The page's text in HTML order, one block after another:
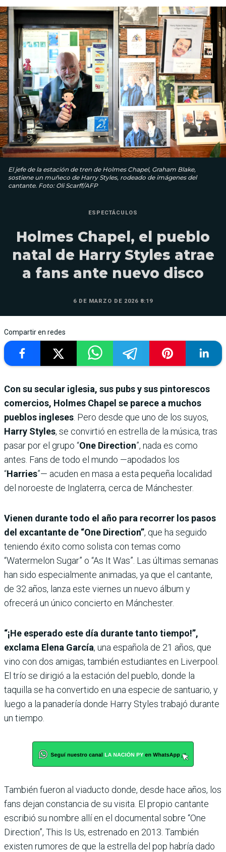
El jefe de la estación de tren de Holmes Chapel, Graham Blake,
sostiene un muñeco de Harry Styles, rodeado de imágenes del
cantante. Foto: Oli Scarff/AFP
ESPECTÁCULOS
Holmes Chapel, el pueblo
natal de Harry Styles atrae
a fans ante nuevo disco
6 DE MARZO DE 2026 8:19
Compartir en redes
Con su secular iglesia, sus pubs y sus pintorescos
comercios, Holmes Chapel se parece a muchos
pueblos ingleses . Pero desde que uno de los suyos,
Harry Styles, se convirtió en estrella de la música, tras
pasar por el grupo “One Direction”, nada es como
antes. Fans de todo el mundo —apodados los
“Harries”— acuden en masa a esta pequeña localidad
del noroeste de Inglaterra, cerca de Mánchester.
Vienen durante todo el año para recorrer los pasos
del excantante de “One Direction”, que ha seguido
teniendo éxito como solista con temas como
“Watermelon Sugar” o “As It Was”. Las últimas semanas
han sido especialmente animadas, ya que el cantante,
de 32 años, lanza este viernes un nuevo álbum y
ofrecerá un único concierto en Mánchester.
“¡He esperado este día durante tanto tiempo!”,
exclama Elena García, una española de 21 años, que
vino con dos amigas, también estudiantes en Liverpool.
El trío se dirigió a la estación del pueblo, donde la
taquilla se ha convertido en una especie de santuario, y
luego a la panadería donde Harry Styles trabajó durante
un tiempo.
También fueron al viaducto donde, desde hace años, los
fans dejan constancia de su visita. El propio cantante
escribió su nombre allí en el documental sobre “One
Direction”, This Is Us, estrenado en 2013. También
existen rumores de que la estrella del pop habría dado